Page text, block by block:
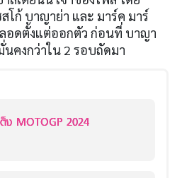
โก้ บาญาย่า และ มาร์ค มาร์
อดตั้งแต่ออกตัว ก่อนที่ บาญา
นคงกว่าใน2 รอบถัดมา
ง MOTOGP 2024